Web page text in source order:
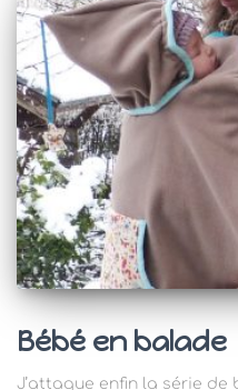
Bébé en balade
J’attaque enfin la série de